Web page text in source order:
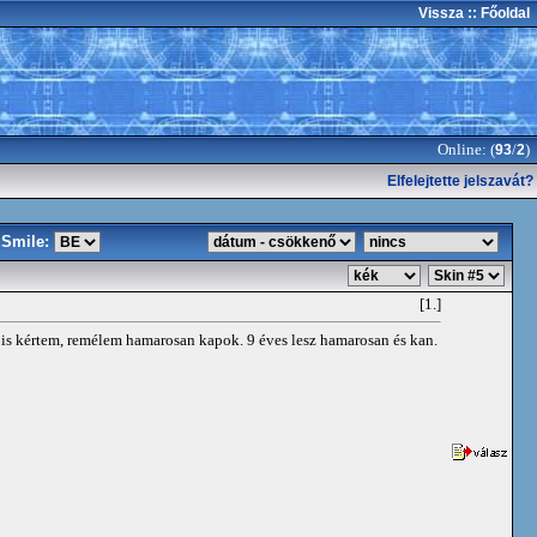
Vissza :: Főoldal
Online: (93/2)
Elfelejtette jelszavát?
Smile:
[1.]
remélem hamarosan kapok. 9 éves lesz hamarosan és kan.